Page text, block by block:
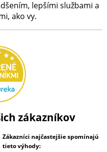
lepšími službami a
ako vy.
zákazníkov
Zákazníci najčastejšie spomínajú
tieto výhody: